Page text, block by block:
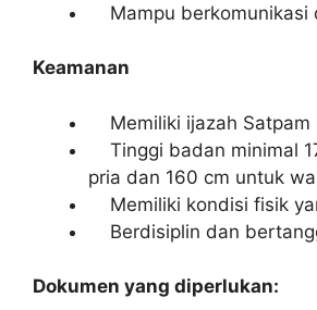
Mampu berkomunikasi
Keamanan
Memiliki ijazah Satpam
Tinggi badan minimal
pria dan 160 cm untuk
Memiliki kondisi fisik
Berdisiplin dan
Dokumen yang diperlukan: